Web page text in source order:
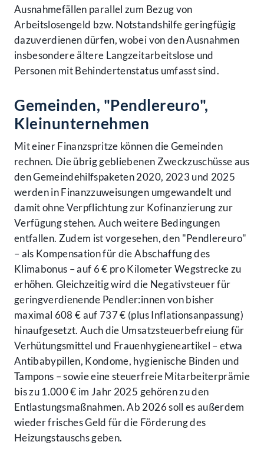
Ausnahmefällen parallel zum Bezug von
Arbeitslosengeld bzw. Notstandshilfe geringfügig
dazuverdienen dürfen, wobei von den Ausnahmen
insbesondere ältere Langzeitarbeitslose und
Personen mit Behindertenstatus umfasst sind.
Gemeinden, "Pendlereuro",
Kleinunternehmen
Mit einer Finanzspritze können die Gemeinden
rechnen. Die übrig gebliebenen Zweckzuschüsse aus
den Gemeindehilfspaketen 2020, 2023 und 2025
werden in Finanzzuweisungen umgewandelt und
damit ohne Verpflichtung zur Kofinanzierung zur
Verfügung stehen. Auch weitere Bedingungen
entfallen. Zudem ist vorgesehen, den "Pendlereuro"
– als Kompensation für die Abschaffung des
Klimabonus – auf 6 € pro Kilometer Wegstrecke zu
erhöhen. Gleichzeitig wird die Negativsteuer für
geringverdienende Pendler:innen von bisher
maximal 608 € auf 737 € (plus Inflationsanpassung)
hinaufgesetzt. Auch die Umsatzsteuerbefreiung für
Verhütungsmittel und Frauenhygieneartikel – etwa
Antibabypillen, Kondome, hygienische Binden und
Tampons – sowie eine steuerfreie Mitarbeiterprämie
bis zu 1.000 € im Jahr 2025 gehören zu den
Entlastungsmaßnahmen. Ab 2026 soll es außerdem
wieder frisches Geld für die Förderung des
Heizungstauschs geben.